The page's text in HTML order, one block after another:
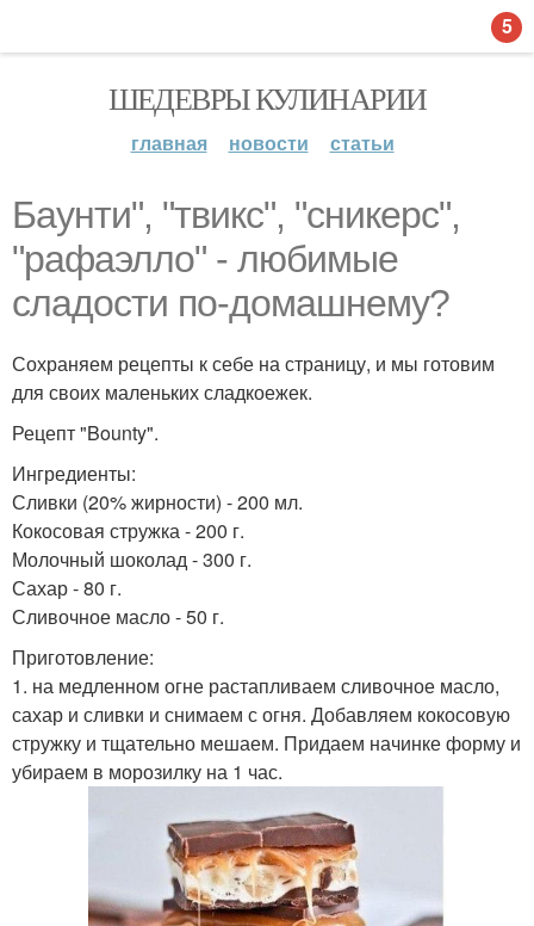
ШЕДЕВРЫ КУЛИНАРИИ
главная новости статьи
Баунти", "твикс", "сникерс",
"рафаэлло" - любимые
сладости по-домашнему?
Сохраняем рецепты к себе на страницу, и мы готовим
для своих маленьких сладкоежек.
Рецепт "Bounty".
Ингредиенты:
Сливки (20% жирности) - 200 мл.
Кокосовая стружка - 200 г.
Молочный шоколад - 300 г.
Сахар - 80 г.
Сливочное масло - 50 г.
Приготовление:
1. на медленном огне растапливаем сливочное масло,
сахар и сливки и снимаем с огня. Добавляем кокосовую
стружку и тщательно мешаем. Придаем начинке форму и
убираем в морозилку на 1 час.
5